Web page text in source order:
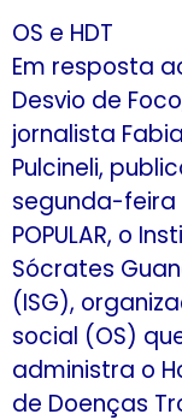
OS e HDT
Em resposta
Desvio de
jornalista
Pulcineli,
segunda-feira
POPULAR, o
Sócrates
(ISG),
social (OS)
administra o
de Doenças